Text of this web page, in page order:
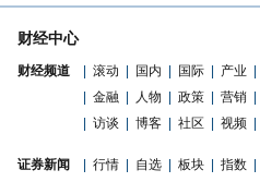
财经中心
财经频道 滚动 国内 国际 产业
金融 人物 政策 营销
访谈 博客 社区 视频
证券新闻 行情 自选 板块 指数